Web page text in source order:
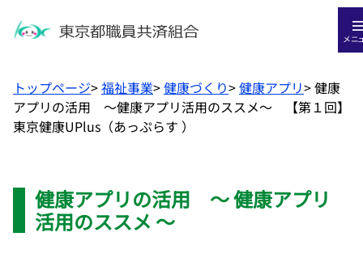
メニ
トップページ>福祉事業>健康づくり>健康アプリ>健康
アプリの活用 ～健康アプリ活用のススメ～ 【第１回】
東京健康UPlus（あっぷらす ）
健康アプリの活用 ～ 健康アプリ
活用のススメ ～